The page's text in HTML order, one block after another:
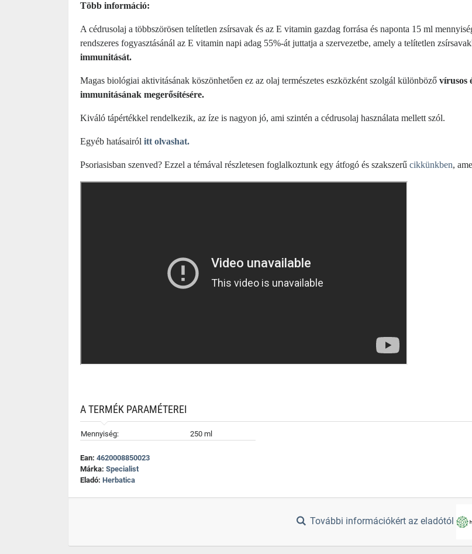
Több információ:
A cédrusolaj a többszörösen telítetlen zsírsavak és az E vitamin gazdag forrása és naponta 15 ml
rendszeres fogyasztásánál az E vitamin napi adag 55%-át juttatja a szervezetbe, amely a telítetlen
immunitását.
Magas biológiai aktivitásának köszönhetően ez az olaj természetes eszközként szolgál különböző vírusos
immunitásának megerősítésére.
Kiváló tápértékkel rendelkezik, az íze is nagyon jó, ami szintén a cédrusolaj használata mellett szól.
Egyéb hatásairól itt olvashat.
Psoriasisban szenved? Ezzel a témával részletesen foglalkoztunk egy átfogó és szakszerű cikkünkben,
A TERMÉK PARAMÉTEREI
Mennyiség: 250 ml
Ean: 4620008850023
Márka: Specialist
Eladó: Herbatica
További információkért az eladótól